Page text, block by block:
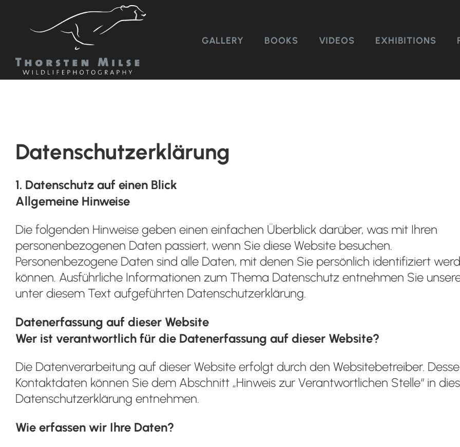
GALLERY BOOKS VIDEOS EXHIBITIONS
Datenschutz­erklärung
1. Datenschutz auf einen Blick
Allgemeine Hinweise
Die folgenden Hinweise geben einen einfachen Überblick darüber, was mit Ihren
personenbezogenen Daten passiert, wenn Sie diese Website besuchen.
Personenbezogene Daten sind alle Daten, mit denen Sie persönlich identifiziert
können. Ausführliche Informationen zum Thema Datenschutz entnehmen Sie
unter diesem Text aufgeführten Datenschutzerklärung.
Datenerfassung auf dieser Website
Wer ist verantwortlich für die Datenerfassung auf dieser Website?
Die Datenverarbeitung auf dieser Website erfolgt durch den Websitebetreiber.
Kontaktdaten können Sie dem Abschnitt „Hinweis zur Verantwortlichen Stelle“ in
Datenschutzerklärung entnehmen.
Wie erfassen wir Ihre Daten?